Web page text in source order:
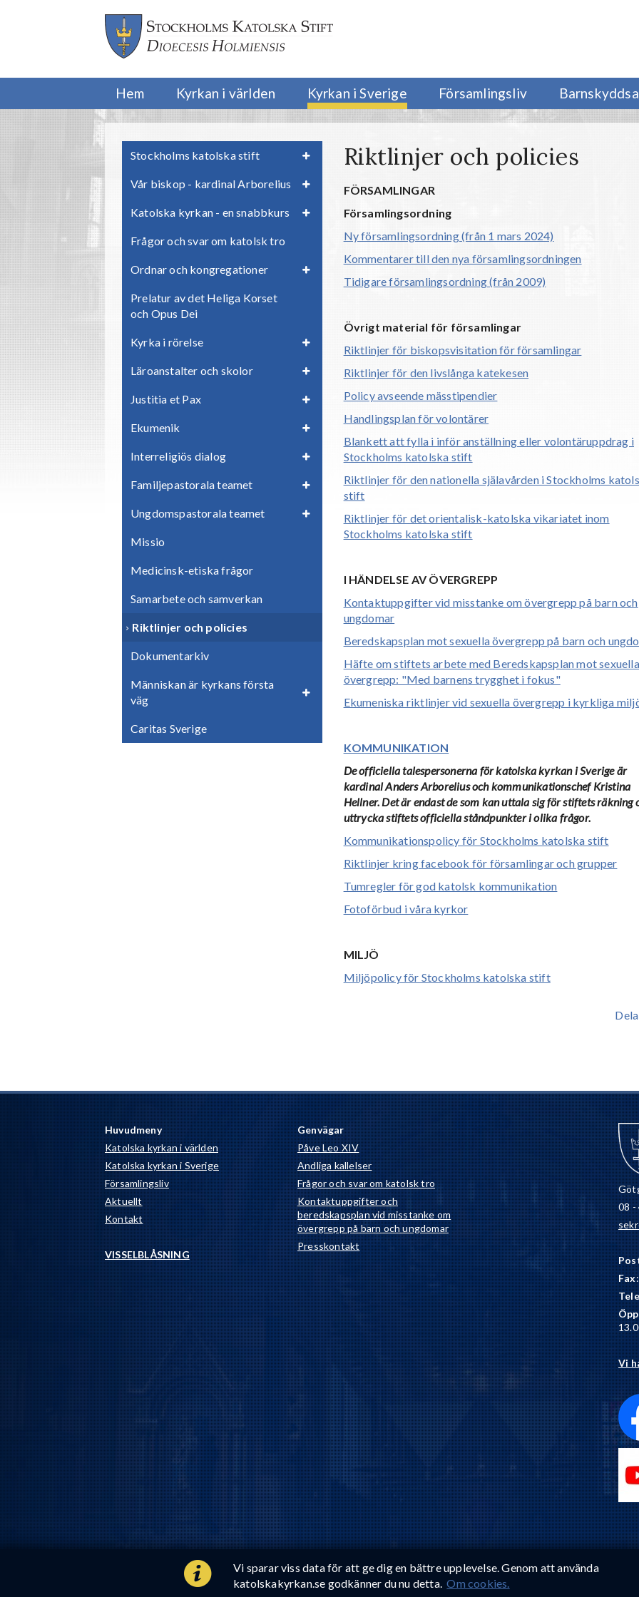
Vi sparar viss data för att ge dig en bättre upplevelse. Genom att använda
katolskakyrkan.se godkänner du nu detta.Om cookies.
Hem Kyrkan i världen Kyrkan i Sverige Församlingsliv
Stockholms katolska stift
Vår biskop - kardinal Arborelius
Katolska kyrkan - en snabbkurs
Frågor och svar om katolsk tro
Ordnar och kongregationer
Prelatur av det Heliga Korset
och Opus Dei
Kyrka i rörelse
Läroanstalter och skolor
Justitia et Pax
Ekumenik
Interreligiös dialog
Familjepastorala teamet
Ungdomspastorala teamet
Missio
Medicinsk-etiska frågor
Samarbete och samverkan
Riktlinjer och policies
Dokumentarkiv
Människan är kyrkans första
väg
Caritas Sverige
Riktlinjer och policies
FÖRSAMLINGAR
Församlingsordning
Ny församlingsordning (från 1 mars 2024)
Kommentarer till den nya församlingsordningen
Tidigare församlingsordning (från 2009)
Övrigt material för församlingar
Riktlinjer för biskopsvisitation för församlingar
Riktlinjer för den livslånga katekesen
Policy avseende mässtipendier
Handlingsplan för volontärer
Blankett att fylla i inför anställning eller volontäruppdrag i
Stockholms katolska stift
Riktlinjer för den nationella själavården i Stockholms
stift
Riktlinjer för det orientalisk-katolska vikariatet inom
Stockholms katolska stift
I HÄNDELSE AV ÖVERGREPP
Kontaktuppgifter vid misstanke om övergrepp på barn och
ungdomar
Beredskapsplan mot sexuella övergrepp på barn och
Häfte om stiftets arbete med Beredskapsplan mot sexuella
övergrepp: "Med barnens trygghet i fokus"
Ekumeniska riktlinjer vid sexuella övergrepp i kyrkliga
KOMMUNIKATION
De officiella talespersonerna för katolska kyrkan i Sverige är
kardinal Anders Arborelius och kommunikationschef Kristina
Hellner. Det är endast de som kan uttala sig för stiftets räkning
uttrycka stiftets officiella ståndpunkter i olika frågor.
Kommunikationspolicy för Stockholms katolska stift
Riktlinjer kring facebook för församlingar och grupper
Tumregler för god katolsk kommunikation
Fotoförbud i våra kyrkor
MILJÖ
Miljöpolicy för Stockholms katolska stift
Dela
Huvudmeny
Katolska kyrkan i världen
Katolska kyrkan i Sverige
Församlingsliv
Aktuellt
Kontakt
VISSELBLÅSNING
Genvägar
Påve Leo XIV
Andliga kallelser
Frågor och svar om katolsk tro
Kontaktuppgifter och
beredskapsplan vid misstanke om
övergrepp på barn och ungdomar
Presskontakt
08 -
Fax
Vi